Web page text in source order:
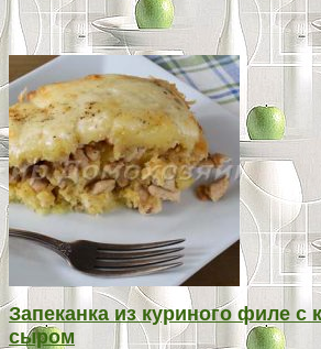
Запеканка из куриного филе с
сыром